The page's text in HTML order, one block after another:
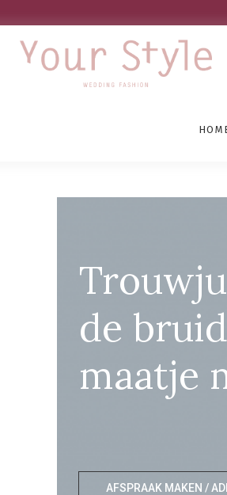
de
maatje
AFSPRAAK MAKEN /